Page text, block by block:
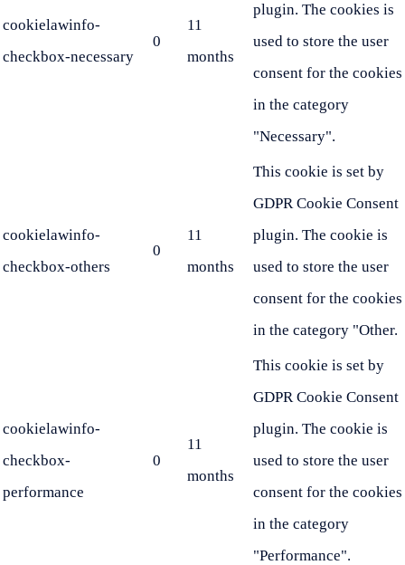
cookielawinfo-
checkbox-necessary
0
11
months
plugin. The cookies is
used to store the user
consent for the cookies
in the category
"Necessary".
cookielawinfo-
checkbox-others
0
11
months
This cookie is set by
GDPR Cookie Consent
plugin. The cookie is
used to store the user
consent for the cookies
in the category "Other.
cookielawinfo-
checkbox-
performance
0
11
months
This cookie is set by
GDPR Cookie Consent
plugin. The cookie is
used to store the user
consent for the cookies
in the category
"Performance".